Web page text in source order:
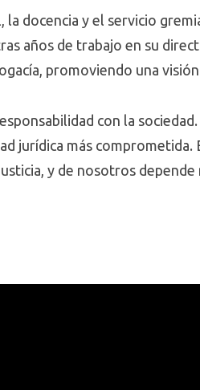
docencia y el servicio
años de trabajo en su
promoviendo una
con la
jurídica más comprometida.
y de nosotros